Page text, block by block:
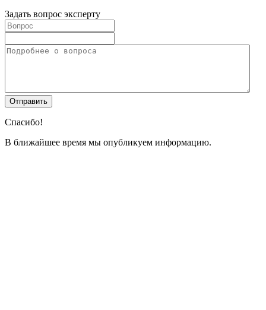
Задать вопрос эксперту
Спасибо!
В ближайшее время мы опубликуем информацию.